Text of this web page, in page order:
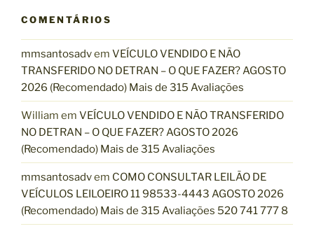
COMENTÁRIOS
mmsantosadvem VEÍCULO VENDIDO E NÃO
TRANSFERIDO NO DETRAN – O QUE FAZER? AGOSTO
2026 (Recomendado) Mais de 315 Avaliações
William em VEÍCULO VENDIDO E NÃO TRANSFERIDO
NO DETRAN – O QUE FAZER? AGOSTO 2026
(Recomendado) Mais de 315 Avaliações
mmsantosadvem COMO CONSULTAR LEILÃO DE
VEÍCULOS LEILOEIRO 11 98533-4443 AGOSTO 2026
(Recomendado) Mais de 315 Avaliações 520 741 777 8